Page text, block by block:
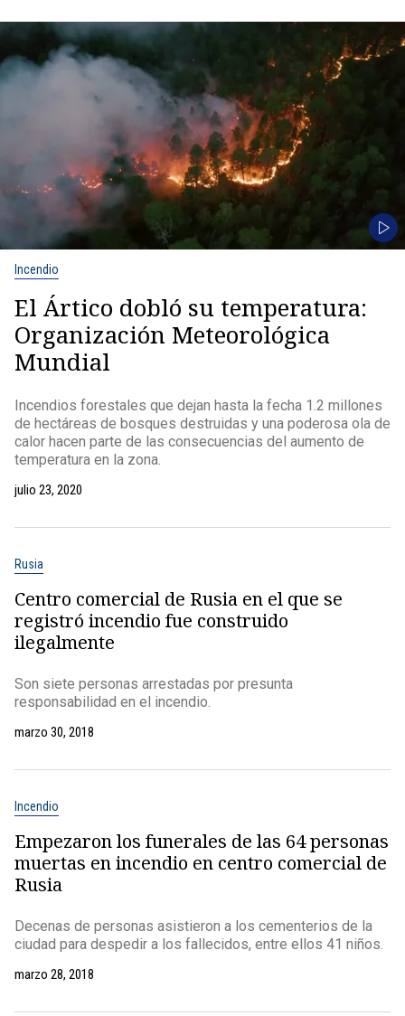
Incendio
El Ártico dobló su temperatura:
Organización Meteorológica
Mundial
Incendios forestales que dejan hasta la fecha 1.2 millones
de hectáreas de bosques destruidas y una poderosa ola de
calor hacen parte de las consecuencias del aumento de
temperatura en la zona.
julio 23, 2020
Rusia
Centro comercial de Rusia en el que se
registró incendio fue construido
ilegalmente
Son siete personas arrestadas por presunta
responsabilidad en el incendio.
marzo 30, 2018
Incendio
Empezaron los funerales de las 64 personas
muertas en incendio en centro comercial de
Rusia
Decenas de personas asistieron a los cementerios de la
ciudad para despedir a los fallecidos, entre ellos 41 niños.
marzo 28, 2018